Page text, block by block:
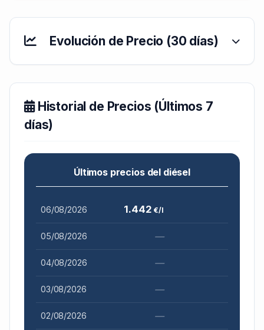
Evolución de Precio (30 días)
Historial de Precios (Últimos 7
días)
Últimos precios del diésel
06/08/2026 1.442€/l
05/08/2026 —
04/08/2026 —
03/08/2026 —
02/08/2026 —